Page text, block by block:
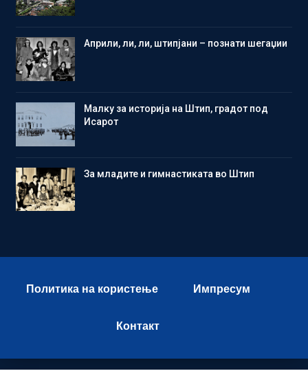
Aприли, ли, ли, штипјани – познати шегаџии
Малку за историја на Штип, градот под
Исарот
Зa младите и гимнастиката во Штип
Политика на користење Импресум
Контакт